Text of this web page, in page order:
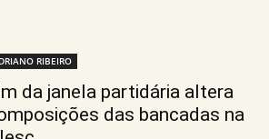
RIBEIRO
da janela partidária altera
das bancadas na